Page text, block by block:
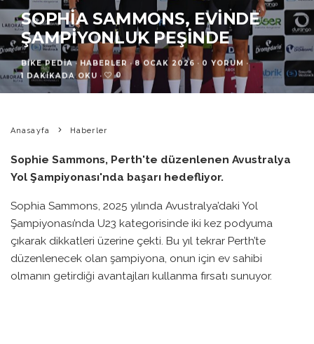
SOPHIA SAMMONS, EVINDE
ŞAMPIYONLUK PEŞINDE
BIKE PEDIA · HABERLER · 8 OCAK 2026 · 0 YORUM ·
1 DAKIKADA OKU · 0
Anasayfa Haberler
Sophie Sammons, Perth'te düzenlenen Avustralya
Yol Şampiyonası'nda başarı hedefliyor.
Sophia Sammons, 2025 yılında Avustralya’daki Yol
Şampiyonası’nda U23 kategorisinde iki kez podyuma
çıkarak dikkatleri üzerine çekti. Bu yıl tekrar Perth’te
düzenlenecek olan şampiyona, onun için ev sahibi
olmanın getirdiği avantajları kullanma fırsatı sunuyor.